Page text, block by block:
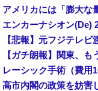
【ガチ朗報】関東、